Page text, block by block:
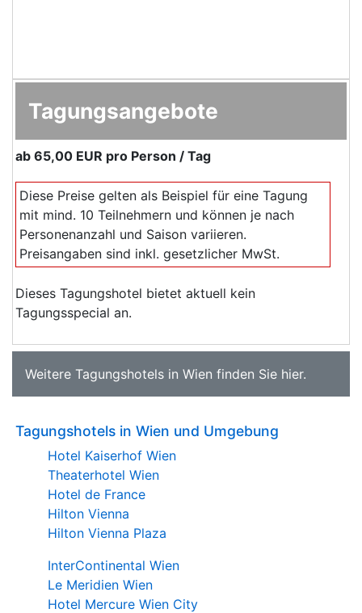
Tagungsangebote
ab 65,00 EUR pro Person / Tag
Diese Preise gelten als Beispiel für eine Tagung
mit mind. 10 Teilnehmern und können je nach
Personenanzahl und Saison variieren.
Preisangaben sind inkl. gesetzlicher MwSt.
Dieses Tagungshotel bietet aktuell kein
Tagungsspecial an.
Weitere Tagungshotels in Wien finden Sie hier.
Tagungshotels in Wien und Umgebung
Hotel Kaiserhof Wien
Theaterhotel Wien
Hotel de France
Hilton Vienna
Hilton Vienna Plaza
InterContinental Wien
Le Meridien Wien
Hotel Mercure Wien City